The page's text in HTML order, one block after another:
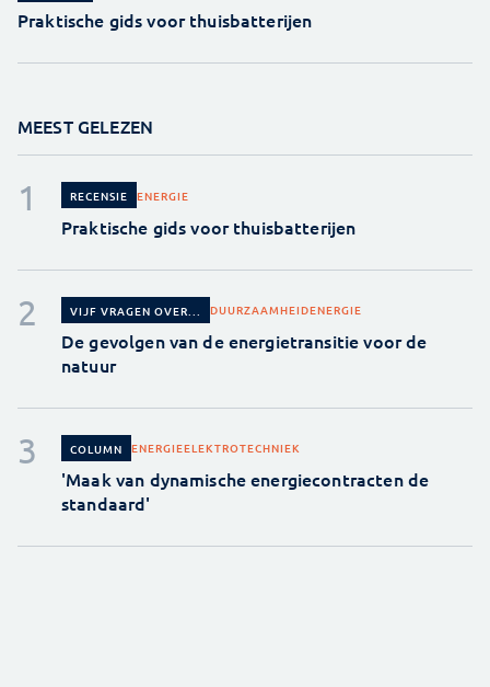
Praktische gids voor thuisbatterijen
MEEST GELEZEN
RECENSIE ENERGIE
Praktische gids voor thuisbatterijen
VIJF VRAGEN OVER... DUURZAAMHEIDENERGIE
De gevolgen van de energietransitie voor de
natuur
COLUMN ENERGIEELEKTROTECHNIEK
'Maak van dynamische energiecontracten de
standaard'